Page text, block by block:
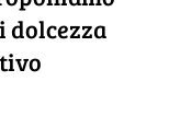
dolcezza